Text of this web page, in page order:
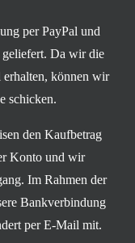
per PayPal und
geliefert. Da wir die
erhalten, können wir
schicken.
den Kaufbetrag
Konto und wir
Im Rahmen der
Bankverbindung
per E-Mail mit.